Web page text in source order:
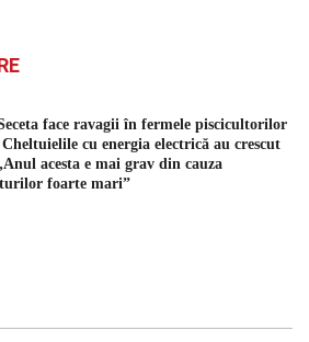
face ravagii în fermele piscicultorilor
cu energia electrică au crescut
acesta e mai grav din cauza
foarte mari”